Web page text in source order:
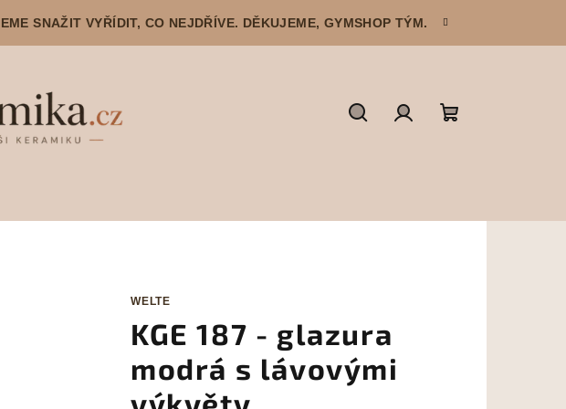
SNAŽIT VYŘÍDIT, CO NEJDŘÍVE. DĚKUJEME, GYMSHOP TÝM.
WELTE
KGE 187 - glazura
modrá s lávovými